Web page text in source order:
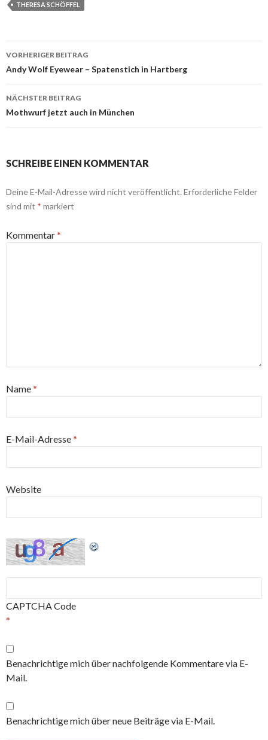
THERESA SCHÖFFEL
Beitrags-
Navigation
VORHERIGER BEITRAG
Andy Wolf Eyewear – Spatenstich in Hartberg
NÄCHSTER BEITRAG
Mothwurf jetzt auch in München
SCHREIBE EINEN KOMMENTAR
Deine E-Mail-Adresse wird nicht veröffentlicht. Erforderliche Felder
sind mit * markiert
Kommentar*
Name*
E-Mail-Adresse*
Website
CAPTCHA Code
*
Benachrichtige mich über nachfolgende Kommentare via E-
Mail.
Benachrichtige mich über neue Beiträge via E-Mail.